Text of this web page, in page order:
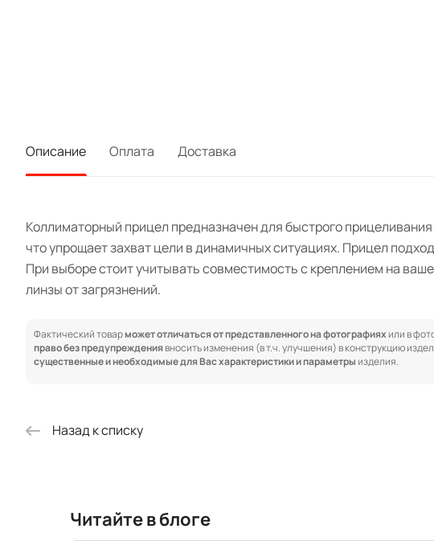
Описание Оплата Доставка
Коллиматорный прицел предназначен для быстрого
что упрощает захват цели в динамичных ситуациях. Прицел
При выборе стоит учитывать совместимость с креплением на
линзы от загрязнений.
Фактический товарможет отличаться от представленного на фотографияхили в
право без предупреждениявносить изменения (в т.ч. улучшения) в конструкцию
существенные и необходимые для Вас характеристики и параметрыизделия.
Назад к списку
Читайте в блоге